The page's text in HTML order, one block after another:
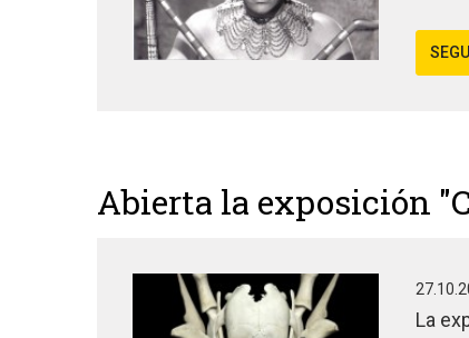
Abierta la exposición
La